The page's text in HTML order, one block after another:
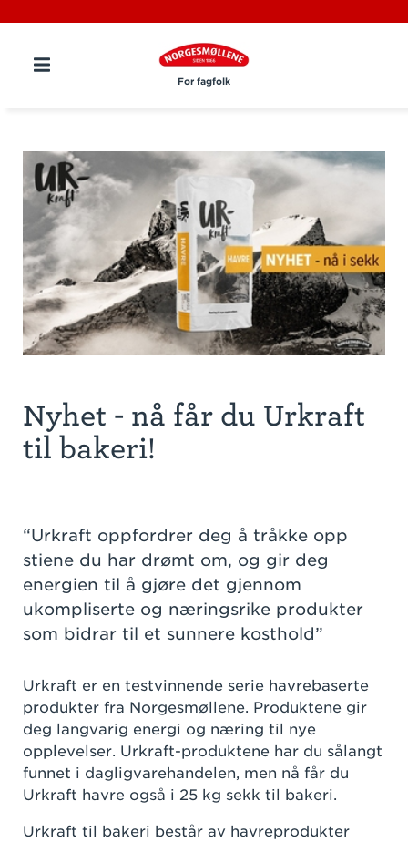
For fagfolk
Nyhet - nå får du Urkraft
til bakeri!
“Urkraft oppfordrer deg å tråkke opp
stiene du har drømt om, og gir deg
energien til å gjøre det gjennom
ukompliserte og næringsrike produkter
som bidrar til et sunnere kosthold”
Urkraft er en testvinnende serie havrebaserte
produkter fra Norgesmøllene. Produktene gir
deg langvarig energi og næring til nye
opplevelser. Urkraft-produktene har du sålangt
funnet i dagligvarehandelen, men nå får du
Urkraft havre også i 25 kg sekk til bakeri.
Urkraft til bakeri består av havreprodukter